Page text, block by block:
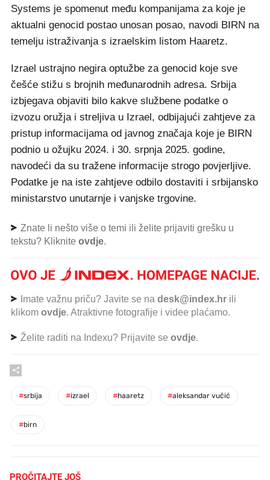
Systems je spomenut među kompanijama za koje je
aktualni genocid postao unosan posao, navodi BIRN na
temelju istraživanja s izraelskim listom Haaretz.
Izrael ustrajno negira optužbe za genocid koje sve
češće stižu s brojnih međunarodnih adresa. Srbija
izbjegava objaviti bilo kakve službene podatke o
izvozu oružja i streljiva u Izrael, odbijajući zahtjeve za
pristup informacijama od javnog značaja koje je BIRN
podnio u ožujku 2024. i 30. srpnja 2025. godine,
navodeći da su tražene informacije strogo povjerljive.
Podatke je na iste zahtjeve odbilo dostaviti i srbijansko
ministarstvo unutarnje i vanjske trgovine.
Znate li nešto više o temi ili želite prijaviti grešku u
tekstu? Kliknite ovdje.
Imate važnu priču? Javite se na desk@index.hr ili
klikom ovdje. Atraktivne fotografije i videe plaćamo.
Želite raditi na Indexu? Prijavite se ovdje.
#srbija #izrael #haaretz #aleksandar vučić
#birn
PROČITAJTE JOŠ